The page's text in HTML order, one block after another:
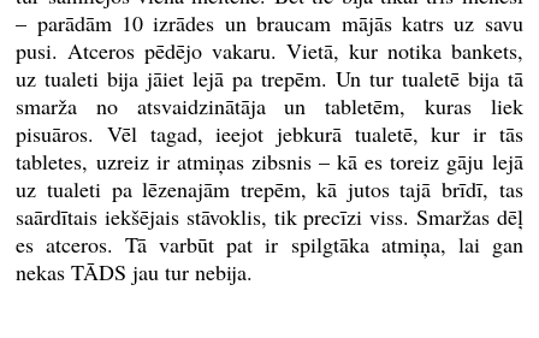
– parādām 10 izrādes un braucam mājās katrs uz savu
pusi. Atceros pēdējo vakaru. Vietā, kur notika bankets,
uz tualeti bija jāiet lejā pa trepēm. Un tur tualetē bija tā
smarža no atsvaidzinātāja un tabletēm, kuras liek
pisuāros. Vēl tagad, ieejot jebkurā tualetē, kur ir tās
tabletes, uzreiz ir atmiņas zibsnis – kā es toreiz gāju lejā
uz tualeti pa lēzenajām trepēm, kā jutos tajā brīdī, tas
saārdītais iekšējais stāvoklis, tik precīzi viss. Smaržas dēļ
es atceros. Tā varbūt pat ir spilgtāka atmiņa, lai gan
nekas TĀDS jau tur nebija.